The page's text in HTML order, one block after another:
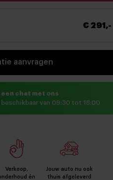
€ 291,-
aanvragen
chat met ons
beschikbaar van 09:30 tot 18:00
Verkoop,
én
Jouw auto nu ook
thuis afgeleverd